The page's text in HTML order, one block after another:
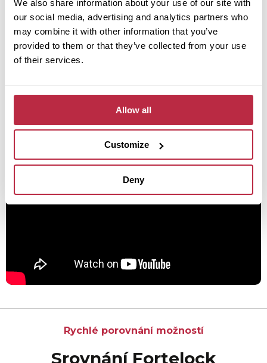
We also share information about your use of our site with
our social media, advertising and analytics partners who
may combine it with other information that you’ve
provided to them or that they’ve collected from your use
of their services.
Allow all
Customize
Deny
takže podlahu zvládnete položit sami bez komplikací.
Podrobně vám s postupem pomůže náš krátký
videonávod krok za krokem.
Postaráme se o vše – od přípravy podkladu až po
Rychlé porovnání možností
Srovnání Fortelock